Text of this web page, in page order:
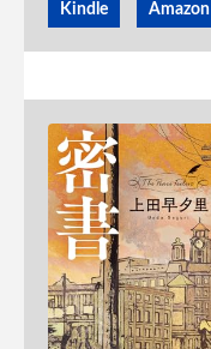
Kindle Amazon